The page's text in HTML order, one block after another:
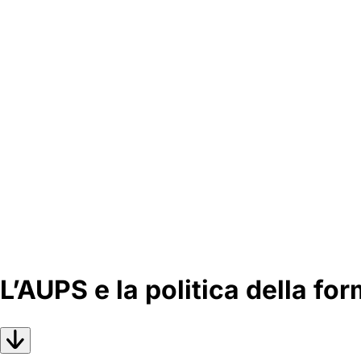
L’AUPS e la politica della
Scorri